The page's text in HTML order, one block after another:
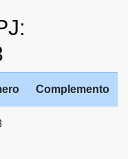
Complemento